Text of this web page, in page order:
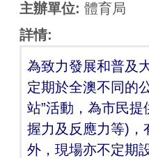
主辦單位: 體育局
詳情:
為致力發展和普及
定期於全澳不同的
站”活動，為市民
握力及反應力等)，
外，現場亦不定期